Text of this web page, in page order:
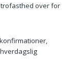
over for